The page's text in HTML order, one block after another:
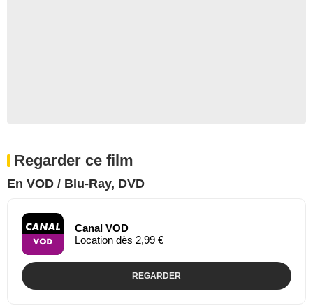
Regarder ce film
En VOD / Blu-Ray, DVD
Canal VOD
Location dès 2,99 €
REGARDER